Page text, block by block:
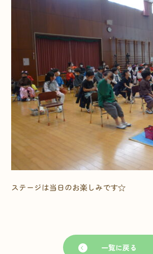
ステージは当日のお楽しみです☆
一覧に戻る